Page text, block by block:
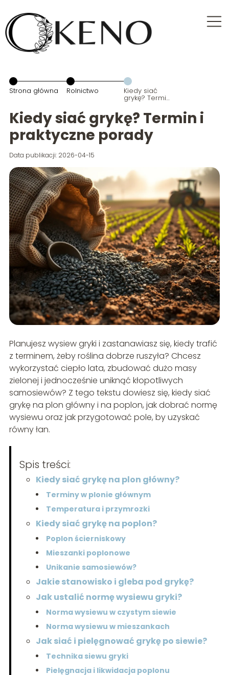
Strona główna Rolnictwo Kiedy siać
grykę? Termin
i praktyczne
porady
Kiedy siać grykę? Termin i
praktyczne porady
Data publikacji: 2026-04-15
Planujesz wysiew gryki i zastanawiasz się, kiedy trafić
z terminem, żeby roślina dobrze ruszyła? Chcesz
wykorzystać ciepło lata, zbudować dużo masy
zielonej i jednocześnie uniknąć kłopotliwych
samosiewów? Z tego tekstu dowiesz się, kiedy siać
grykę na plon główny i na poplon, jak dobrać normę
wysiewu oraz jak przygotować pole, by uzyskać
równy łan.
Spis treści:
Kiedy siać grykę na plon główny?
Terminy w plonie głównym
Temperatura i przymrozki
Kiedy siać grykę na poplon?
Poplon ścierniskowy
Mieszanki poplonowe
Unikanie samosiewów?
Jakie stanowisko i gleba pod grykę?
Jak ustalić normę wysiewu gryki?
Norma wysiewu w czystym siewie
Norma wysiewu w mieszankach
Jak siać i pielęgnować grykę po siewie?
Technika siewu gryki
Pielęgnacja i likwidacja poplonu